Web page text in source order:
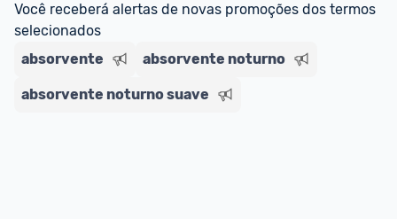
Você receberá alertas de novas promoções dos termos
selecionados
absorvente
absorvente noturno
absorvente noturno suave